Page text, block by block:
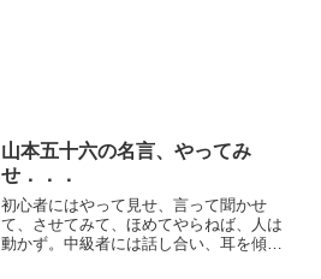
山本五十六の名言、やってみ
せ．．．
初心者にはやって見せ、言って聞かせ
て、させてみて、ほめてやらねば、人は
動かず。中級者には話し合い、耳を傾